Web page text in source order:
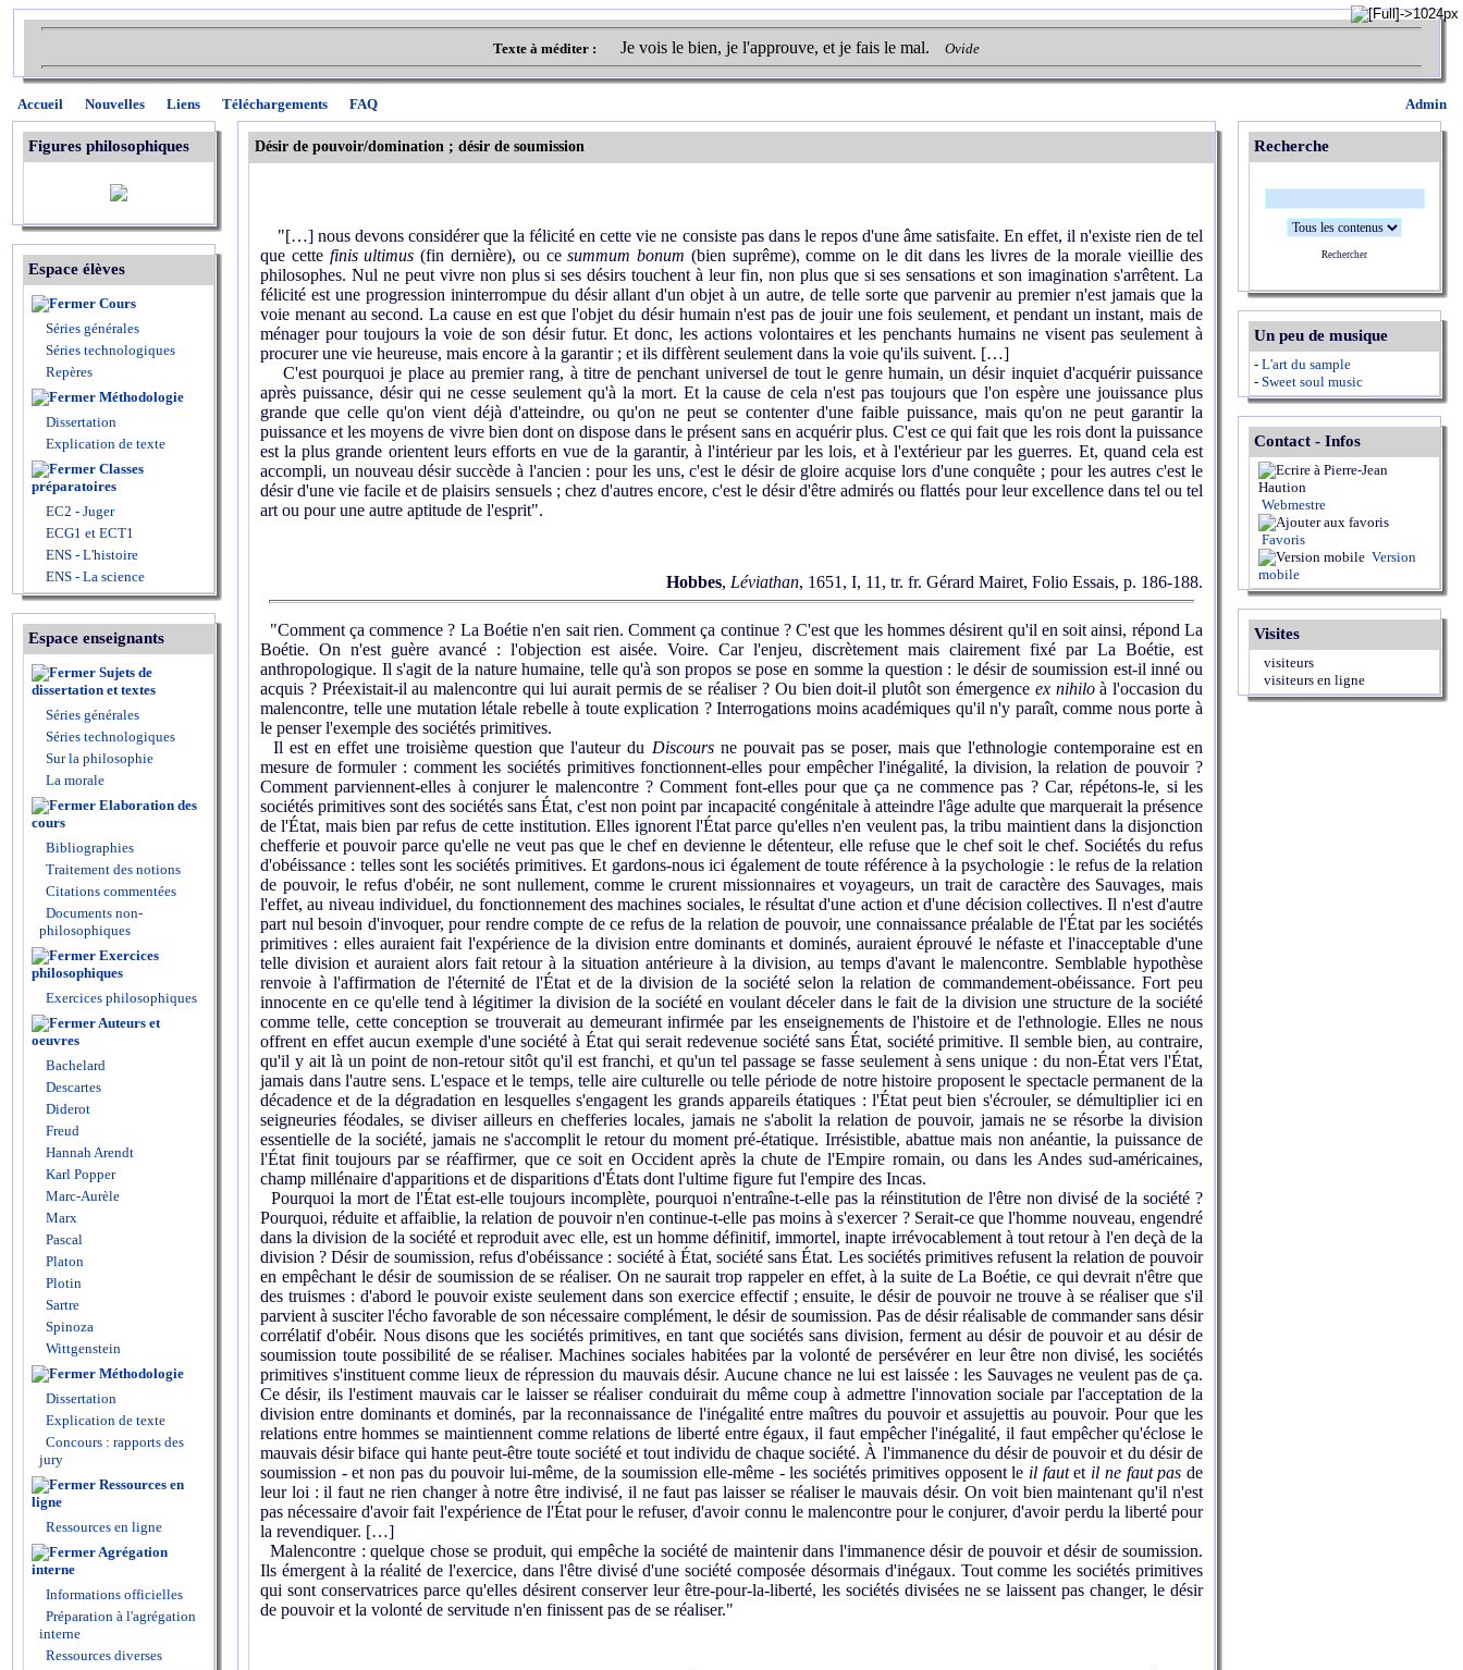
Texte à méditer : Je vois le bien, je l'approuve, et je fais le mal. Ovide
Admin
Accueil Nouvelles Liens Téléchargements FAQ
Figures philosophiques
Espace élèves
Cours
Séries générales
Séries technologiques
Repères
Méthodologie
Dissertation
Explication de texte
Classes
préparatoires
EC2 - Juger
ECG1 et ECT1
ENS - L'histoire
ENS - La science
Espace enseignants
Sujets de
dissertation et textes
Séries générales
Séries technologiques
Sur la philosophie
La morale
Elaboration des
cours
Bibliographies
Traitement des notions
Citations commentées
Documents non-
philosophiques
Exercices
philosophiques
Exercices philosophiques
Auteurs et
oeuvres
Bachelard
Descartes
Diderot
Freud
Hannah Arendt
Karl Popper
Marc-Aurèle
Marx
Pascal
Platon
Plotin
Sartre
Spinoza
Wittgenstein
Méthodologie
Dissertation
Explication de texte
Concours : rapports des
jury
Ressources en
ligne
Ressources en ligne
Agrégation
interne
Informations officielles
Préparation à l'agrégation
interne
Ressources diverses
Désir de pouvoir/domination ; désir de soumission
"[…] nous devons considérer que la félicité en cette vie ne consiste pas dans le repos d'une âme satisfaite. En effet, il n'existe rien de tel
que cette finis ultimus (fin dernière), ou cesummum bonum (bien suprême), comme on le dit dans les livres de la morale vieillie des
philosophes. Nul ne peut vivre non plus si ses désirs touchent à leur fin, non plus que si ses sensations et son imagination s'arrêtent. La
félicité est une progression ininterrompue du désir allant d'un objet à un autre, de telle sorte que parvenir au premier n'est jamais que la
voie menant au second. La cause en est que l'objet du désir humain n'est pas de jouir une fois seulement, et pendant un instant, mais de
ménager pour toujours la voie de son désir futur. Et donc, les actions volontaires et les penchants humains ne visent pas seulement à
procurer une vie heureuse, mais encore à la garantir ; et ils diffèrent seulement dans la voie qu'ils suivent. […]
C'est pourquoi je place au premier rang, à titre de penchant universel de tout le genre humain, un désir inquiet d'acquérir puissance
après puissance, désir qui ne cesse seulement qu'à la mort. Et la cause de cela n'est pas toujours que l'on espère une jouissance plus
grande que celle qu'on vient déjà d'atteindre, ou qu'on ne peut se contenter d'une faible puissance, mais qu'on ne peut garantir la
puissance et les moyens de vivre bien dont on dispose dans le présent sans en acquérir plus. C'est ce qui fait que les rois dont la puissance
est la plus grande orientent leurs efforts en vue de la garantir, à l'intérieur par les lois, et à l'extérieur par les guerres. Et, quand cela est
accompli, un nouveau désir succède à l'ancien : pour les uns, c'est le désir de gloire acquise lors d'une conquête ; pour les autres c'est le
désir d'une vie facile et de plaisirs sensuels ; chez d'autres encore, c'est le désir d'être admirés ou flattés pour leur excellence dans tel ou tel
art ou pour une autre aptitude de l'esprit".
Hobbes, Léviathan, 1651, I, 11, tr. fr. Gérard Mairet, Folio Essais, p. 186-188.
"Comment ça commence ? La Boétie n'en sait rien. Comment ça continue ? C'est que les hommes désirent qu'il en soit ainsi, répond La
Boétie. On n'est guère avancé : l'objection est aisée. Voire. Car l'enjeu, discrètement mais clairement fixé par La Boétie, est
anthropologique. Il s'agit de la nature humaine, telle qu'à son propos se pose en somme la question : le désir de soumission est-il inné ou
acquis ? Préexistait-il au malencontre qui lui aurait permis de se réaliser ? Ou bien doit-il plutôt son émergence ex nihiloà l'occasion du
malencontre, telle une mutation létale rebelle à toute explication ? Interrogations moins académiques qu'il n'y paraît, comme nous porte à
le penser l'exemple des sociétés primitives.
Il est en effet une troisième question que l'auteur du Discoursne pouvait pas se poser, mais que l'ethnologie contemporaine est en
mesure de formuler : comment les sociétés primitives fonctionnent-elles pour empêcher l'inégalité, la division, la relation de pouvoir ?
Comment parviennent-elles à conjurer le malencontre ? Comment font-elles pour que ça ne commence pas ? Car, répétons-le, si les
sociétés primitives sont des sociétés sans État, c'est non point par incapacité congénitale à atteindre l'âge adulte que marquerait la présence
de l'État, mais bien par refus de cette institution. Elles ignorent l'État parce qu'elles n'en veulent pas, la tribu maintient dans la disjonction
chefferie et pouvoir parce qu'elle ne veut pas que le chef en devienne le détenteur, elle refuse que le chef soit le chef. Sociétés du refus
d'obéissance : telles sont les sociétés primitives. Et gardons-nous ici également de toute référence à la psychologie : le refus de la relation
de pouvoir, le refus d'obéir, ne sont nullement, comme le crurent missionnaires et voyageurs, un trait de caractère des Sauvages, mais
l'effet, au niveau individuel, du fonctionnement des machines sociales, le résultat d'une action et d'une décision collectives. Il n'est d'autre
part nul besoin d'invoquer, pour rendre compte de ce refus de la relation de pouvoir, une connaissance préalable de l'État par les sociétés
primitives : elles auraient fait l'expérience de la division entre dominants et dominés, auraient éprouvé le néfaste et l'inacceptable d'une
telle division et auraient alors fait retour à la situation antérieure à la division, au temps d'avant le malencontre. Semblable hypothèse
renvoie à l'affirmation de l'éternité de l'État et de la division de la société selon la relation de commandement-obéissance. Fort peu
innocente en ce qu'elle tend à légitimer la division de la société en voulant déceler dans le fait de la division une structure de la société
comme telle, cette conception se trouverait au demeurant infirmée par les enseignements de l'histoire et de l'ethnologie. Elles ne nous
offrent en effet aucun exemple d'une société à État qui serait redevenue société sans État, société primitive. Il semble bien, au contraire,
qu'il y ait là un point de non-retour sitôt qu'il est franchi, et qu'un tel passage se fasse seulement à sens unique : du non-État vers l'État,
jamais dans l'autre sens. L'espace et le temps, telle aire culturelle ou telle période de notre histoire proposent le spectacle permanent de la
décadence et de la dégradation en lesquelles s'engagent les grands appareils étatiques : l'État peut bien s'écrouler, se démultiplier ici en
seigneuries féodales, se diviser ailleurs en chefferies locales, jamais ne s'abolit la relation de pouvoir, jamais ne se résorbe la division
essentielle de la société, jamais ne s'accomplit le retour du moment pré-étatique. Irrésistible, abattue mais non anéantie, la puissance de
l'État finit toujours par se réaffirmer, que ce soit en Occident après la chute de l'Empire romain, ou dans les Andes sud-américaines,
champ millénaire d'apparitions et de disparitions d'États dont l'ultime figure fut l'empire des Incas.
Pourquoi la mort de l'État est-elle toujours incomplète, pourquoi n'entraîne-t-elle pas la réinstitution de l'être non divisé de la société ?
Pourquoi, réduite et affaiblie, la relation de pouvoir n'en continue-t-elle pas moins à s'exercer ? Serait-ce que l'homme nouveau, engendré
dans la division de la société et reproduit avec elle, est un homme définitif, immortel, inapte irrévocablement à tout retour à l'en deçà de la
division ? Désir de soumission, refus d'obéissance : société à État, société sans État. Les sociétés primitives refusent la relation de pouvoir
en empêchant le désir de soumission de se réaliser. On ne saurait trop rappeler en effet, à la suite de La Boétie, ce qui devrait n'être que
des truismes : d'abord le pouvoir existe seulement dans son exercice effectif ; ensuite, le désir de pouvoir ne trouve à se réaliser que s'il
parvient à susciter l'écho favorable de son nécessaire complément, le désir de soumission. Pas de désir réalisable de commander sans désir
corrélatif d'obéir. Nous disons que les sociétés primitives, en tant que sociétés sans division, ferment au désir de pouvoir et au désir de
soumission toute possibilité de se réaliser. Machines sociales habitées par la volonté de persévérer en leur être non divisé, les sociétés
primitives s'instituent comme lieux de répression du mauvais désir. Aucune chance ne lui est laissée : les Sauvages ne veulent pas de ça.
Ce désir, ils l'estiment mauvais car le laisser se réaliser conduirait du même coup à admettre l'innovation sociale par l'acceptation de la
division entre dominants et dominés, par la reconnaissance de l'inégalité entre maîtres du pouvoir et assujettis au pouvoir. Pour que les
relations entre hommes se maintiennent comme relations de liberté entre égaux, il faut empêcher l'inégalité, il faut empêcher qu'éclose le
mauvais désir biface qui hante peut-être toute société et tout individu de chaque société. À l'immanence du désir de pouvoir et du désir de
soumission - et non pas du pouvoir lui-même, de la soumission elle-même - les sociétés primitives opposent le il fautet il ne faut pas de
leur loi : il faut ne rien changer à notre être indivisé, il ne faut pas laisser se réaliser le mauvais désir. On voit bien maintenant qu'il n'est
pas nécessaire d'avoir fait l'expérience de l'État pour le refuser, d'avoir connu le malencontre pour le conjurer, d'avoir perdu la liberté pour
la revendiquer. […]
Malencontre : quelque chose se produit, qui empêche la société de maintenir dans l'immanence désir de pouvoir et désir de soumission.
Ils émergent à la réalité de l'exercice, dans l'être divisé d'une société composée désormais d'inégaux. Tout comme les sociétés primitives
qui sont conservatrices parce qu'elles désirent conserver leur être-pour-la-liberté, les sociétés divisées ne se laissent pas changer, le désir
de pouvoir et la volonté de servitude n'en finissent pas de se réaliser."
Recherche
Rechercher
Un peu de musique
- L'art du sample
- Sweet soul music
Contact - Infos
Webmestre
Favoris
Version
mobile
Visites
visiteurs
visiteurs en ligne